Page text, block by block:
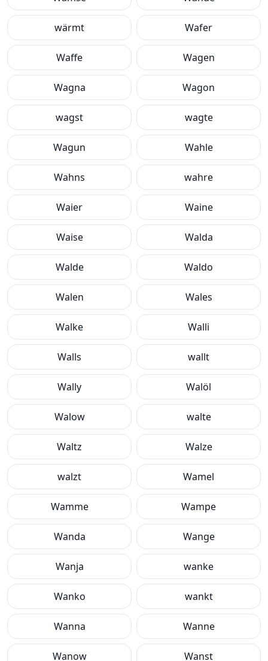
wärmt Wafer
Waffe Wagen
Wagna Wagon
wagst wagte
Wagun Wahle
Wahns wahre
Waier Waine
Waise Walda
Walde Waldo
Walen Wales
Walke Walli
Walls wallt
Wally Walöl
Walow walte
Waltz Walze
walzt Wamel
Wamme Wampe
Wanda Wange
Wanja wanke
Wanko wankt
Wanna Wanne
Wanow Wanst